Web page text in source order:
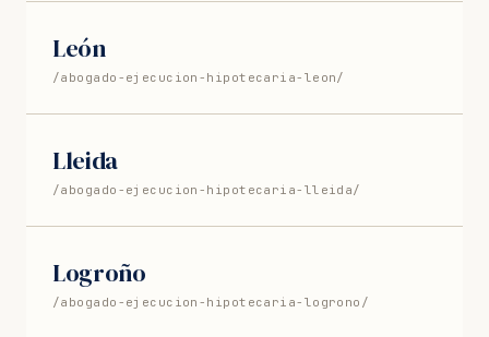
León
/abogado-ejecucion-hipotecaria-leon/
Lleida
/abogado-ejecucion-hipotecaria-lleida/
Logroño
/abogado-ejecucion-hipotecaria-logrono/